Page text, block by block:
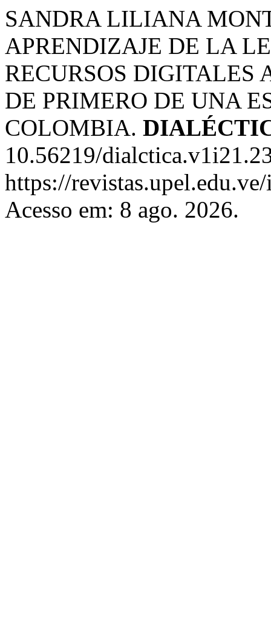
SANDRA LILIANA
APRENDIZAJE DE LA
RECURSOS DIGITALES
DE PRIMERO DE UNA
COLOMBIA.
10.56219/
https://
Acesso em: 8 ago. 2026.